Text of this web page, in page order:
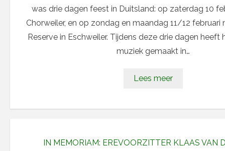
was drie dagen feest in Duitsland: op zaterdag 10
Chorweiler, en op zondag en maandag 11/12 februari
Reserve in Eschweiler. Tijdens deze drie dagen heeft
muziek gemaakt in…
Lees meer
IN MEMORIAM: EREVOORZITTER KLAAS VAN